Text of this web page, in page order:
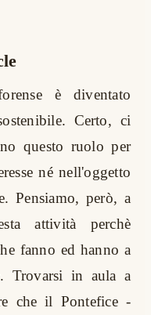
è diventato
Certo, ci
questo ruolo per
né nell'oggetto
Pensiamo, però, a
attività perchè
fanno ed hanno a
Trovarsi in aula a
che il Pontefice -